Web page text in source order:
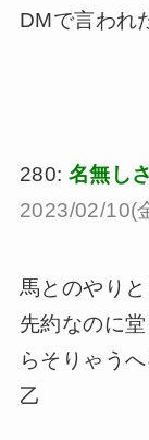
DMで言われ
280: 名無し
2023/02/10(
馬とのやり
先約なのに
らそりゃう
乙